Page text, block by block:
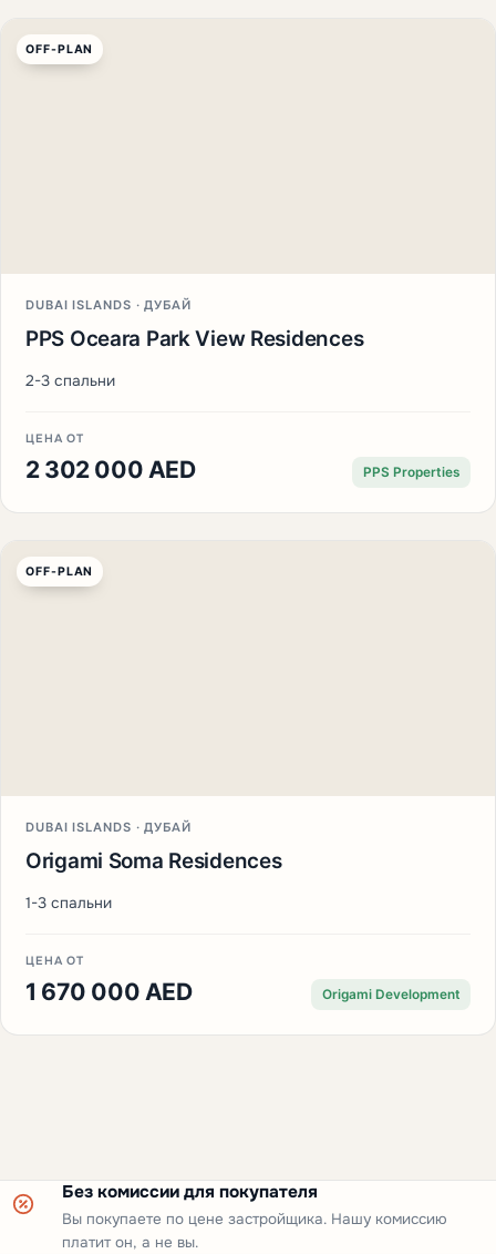
OFF-PLAN
DUBAI ISLANDS · ДУБАЙ
PPS Oceara Park View Residences
2-3 спальни
ЦЕНА ОТ
2 302 000 AED PPS Properties
OFF-PLAN
DUBAI ISLANDS · ДУБАЙ
Origami Soma Residences
1-3 спальни
ЦЕНА ОТ
1 670 000 AED Origami Development
Без комиссии для покупателя
Вы покупаете по цене застройщика. Нашу комиссию
платит он, а не вы.